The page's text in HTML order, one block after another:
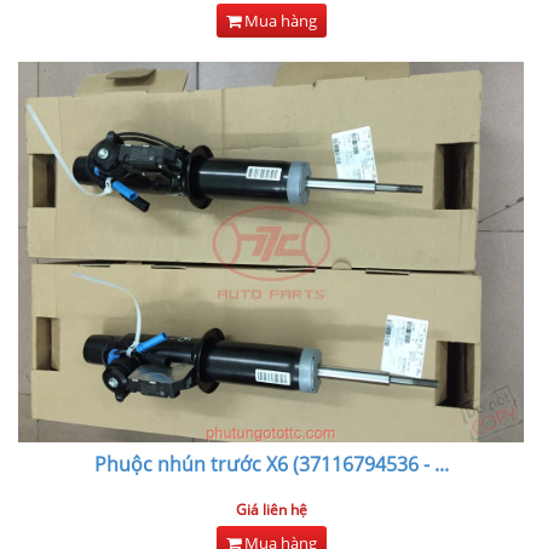
Mua hàng
Phuộc nhún trước X6 (37116794536 -...
Giá liên hệ
Mua hàng